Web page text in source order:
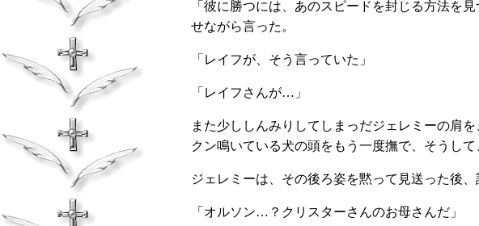
「彼に勝つには、あのスピードを封じる方法を
せながら言った。
「レイフが、そう言っていた」
「レイフさんが…」
また少ししんみりしてしまっだジェレミーの肩
クン鳴いている犬の頭をもう一度撫で、そうして
ジェレミーは、その後ろ姿を黙って見送った後
「オルソン…？クリスターさんのお母さんだ」